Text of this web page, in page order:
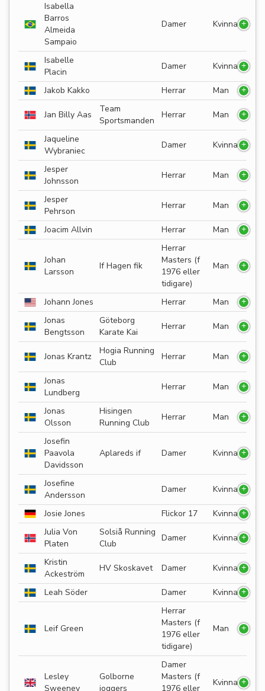
Isabella
Barros
Almeida
Sampaio
Damer Kvinna
Isabelle
Placin
Damer Kvinna
Jakob Kakko Herrar Man
Jan Billy Aas
Team
Sportsmanden
Herrar Man
Jaqueline
Wybraniec
Damer Kvinna
Jesper
Johnsson
Herrar Man
Jesper
Pehrson
Herrar Man
Joacim Allvin Herrar Man
Johan
Larsson
If Hagen fik
Herrar
Masters (f
1976 eller
tidigare)
Man
Johann Jones Herrar
Man
Jonas
Bengtsson
Göteborg
Karate Kai
Herrar Man
Jonas Krantz
Hogia Running
Club
Herrar Man
Jonas
Lundberg
Herrar Man
Jonas
Olsson
Hisingen
Running Club
Herrar Man
Josefin
Paavola
Davidsson
Aplareds if Damer Kvinna
Josefine
Andersson
Damer Kvinna
Josie Jones Flickor 17
Kvinna
Julia Von
Platen
Solsiå Running
Club
Damer Kvinna
Kristin
Ackeström
HV Skoskavet Damer Kvinna
Leah Söder Damer Kvinna
Leif Green
Herrar
Masters (f
1976 eller
tidigare)
Man
Lesley
Sweeney
Golborne
joggers
Damer
Masters (f
1976 eller
Kvinna